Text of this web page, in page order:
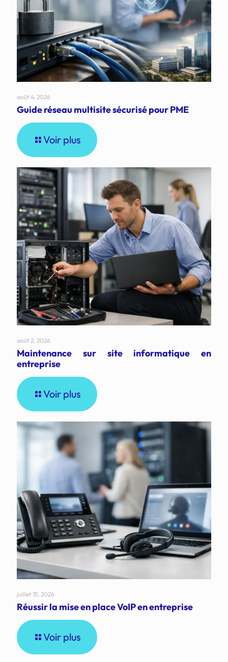
août 4, 2026
Guide réseau multisite sécurisé pour PME
Voir plus
août 2, 2026
Maintenance sur site informatique en
entreprise
Voir plus
juillet 31, 2026
Réussir la mise en place VoIP en entreprise
Voir plus